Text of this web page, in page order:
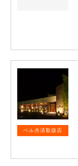
ベル共済取扱店